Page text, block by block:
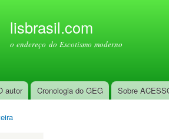
lisbrasil.com
o endereço do Escotismo moderno
autor Cronologia do GEG Sobre